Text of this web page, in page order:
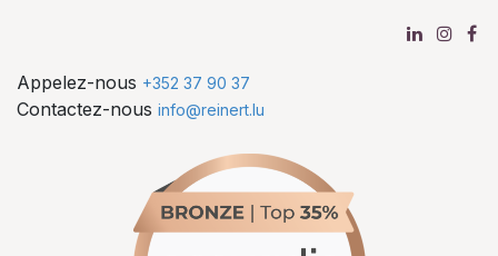
Appelez-nous +352 37 90 37
Contactez-nous info@reinert.lu